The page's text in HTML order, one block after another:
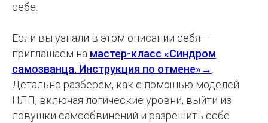
себе.
Если вы узнали в этом описании себя –
приглашаем на мастер-класс «Синдром
самозванца. Инструкция по отмене»→
Детально разберём, как с помощью моделей
НЛП, включая логические уровни, выйти из
ловушки самообвинений и разрешить себе